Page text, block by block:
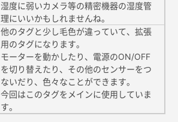
湿度に弱いカメラ等の精密機器の湿度管
理にいいかもしれませんね。
他のタグと少し毛色が違っていて、拡張
用のタグになります。
モーターを動かしたり、電源のON/OFF
を切り替えたり、その他のセンサーをつ
ないだり、色々なことができます。
今回はこのタグをメインに使用していま
す。